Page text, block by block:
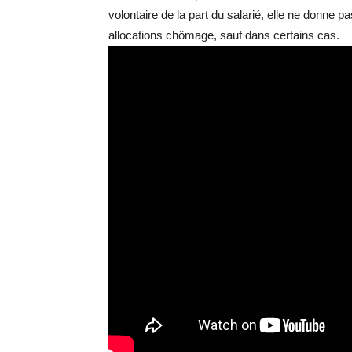
volontaire de la part du salarié, elle ne donne
allocations chômage, sauf dans certains cas.